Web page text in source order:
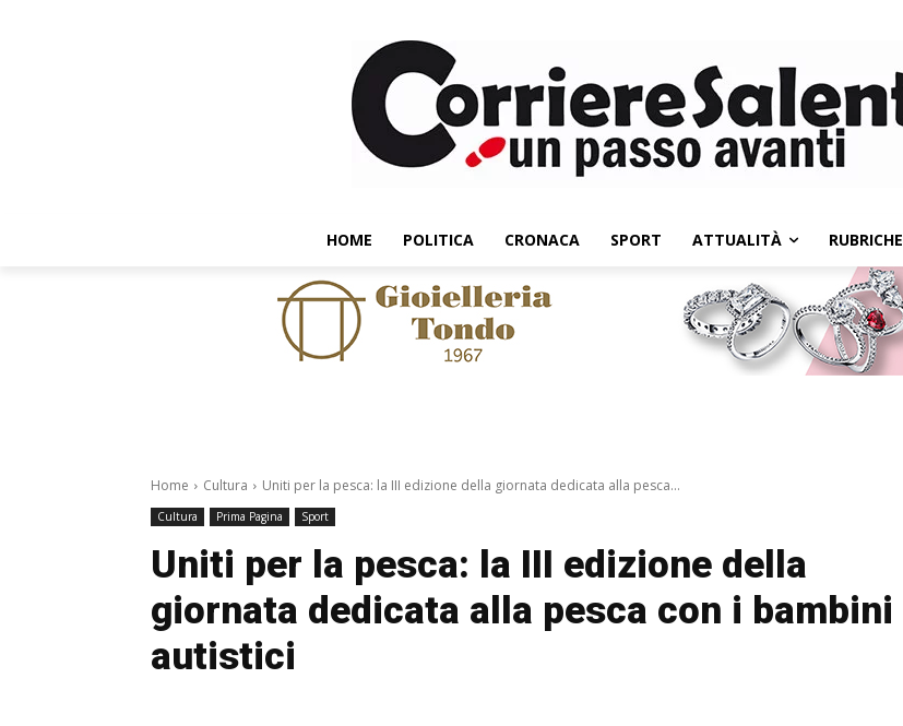
HOME POLITICA CRONACA SPORT ATTUALITÀ RUBRICHE
Home Cultura Uniti per la pesca: la III edizione della giornata dedicata alla pesca...
Cultura Prima Pagina Sport
Uniti per la pesca: la III edizione della
giornata dedicata alla pesca con i bambini
autistici